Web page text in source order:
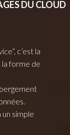
DU CLOUD
c’est la
la forme de
simple